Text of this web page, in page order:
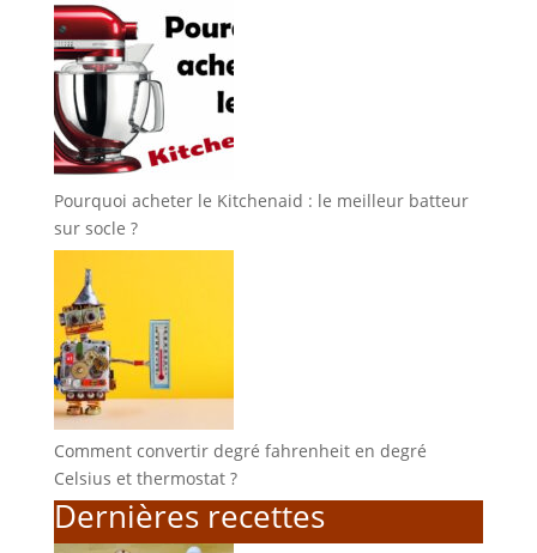
Pourquoi acheter le Kitchenaid : le meilleur batteur
sur socle ?
Comment convertir degré fahrenheit en degré
Celsius et thermostat ?
Dernières recettes